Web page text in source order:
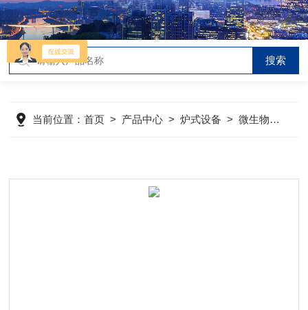
当前位置：首页 > 产品中心 >炉式设备 >微生物玻璃发酵罐